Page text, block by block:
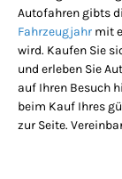
Autofahren gibts
Fahrzeugjahr mit
wird. Kaufen Sie
und erleben Sie
auf Ihren Besuch
beim Kauf Ihres
zur Seite.